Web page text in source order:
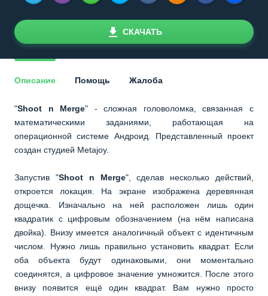
СКАЧАТЬ
Описание Помощь Жалоба
"Shoot n Merge" - сложная головоломка, связанная с
математическими заданиями, работающая на
операционной системе Андроид. Представленный проект
создан студией Metajoy.
Запустив "Shoot n Merge", сделав несколько действий,
откроется локация. На экране изображена деревянная
дощечка. Изначально на ней расположен лишь один
квадратик с цифровым обозначением (на нём написана
двойка). Внизу имеется аналогичный объект с идентичным
числом. Нужно лишь правильно установить квадрат. Если
оба объекта будут одинаковыми, они моментально
соединятся, а цифровое значение умножится. После этого
внизу появится ещё один квадрат. Вам нужно просто